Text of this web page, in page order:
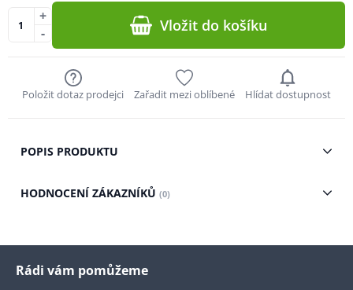
-
+ Vložit do košíku
Položit dotaz prodejci Zařadit mezi oblíbené Hlídat dostupnost
POPIS PRODUKTU
HODNOCENÍ ZÁKAZNÍKŮ (0)
Rádi vám pomůžeme